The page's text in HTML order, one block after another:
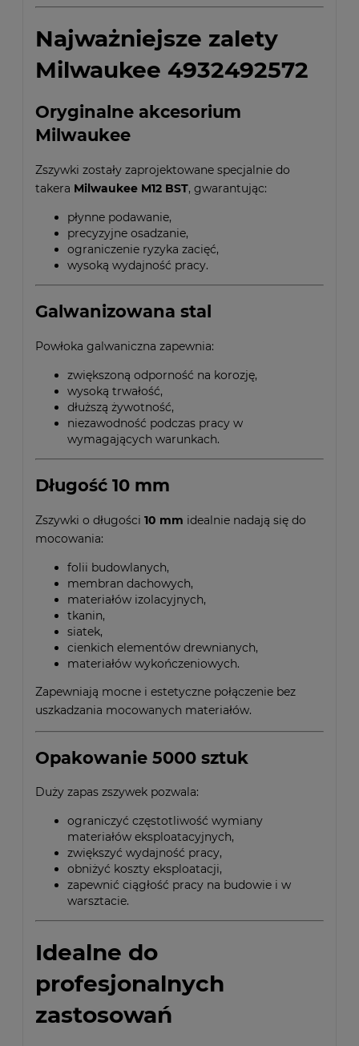
Najważniejsze zalety
Milwaukee 4932492572
Oryginalne akcesorium
Milwaukee
Zszywki zostały zaprojektowane specjalnie do
takera Milwaukee M12 BST, gwarantując:
płynne podawanie,
precyzyjne osadzanie,
ograniczenie ryzyka zacięć,
wysoką wydajność pracy.
Galwanizowana stal
Powłoka galwaniczna zapewnia:
zwiększoną odporność na korozję,
wysoką trwałość,
dłuższą żywotność,
niezawodność podczas pracy w
wymagających warunkach.
Długość 10 mm
Zszywki o długości 10 mm idealnie nadają się do
mocowania:
folii budowlanych,
membran dachowych,
materiałów izolacyjnych,
tkanin,
siatek,
cienkich elementów drewnianych,
materiałów wykończeniowych.
Zapewniają mocne i estetyczne połączenie bez
uszkadzania mocowanych materiałów.
Opakowanie 5000 sztuk
Duży zapas zszywek pozwala:
ograniczyć częstotliwość wymiany
materiałów eksploatacyjnych,
zwiększyć wydajność pracy,
obniżyć koszty eksploatacji,
zapewnić ciągłość pracy na budowie i w
warsztacie.
Idealne do
profesjonalnych
zastosowań